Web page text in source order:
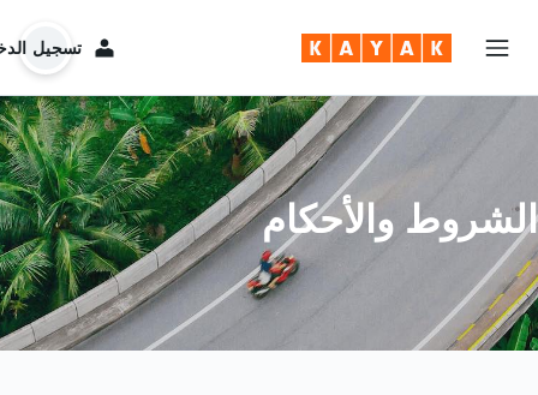
تسجيل
الشروط والأحكام